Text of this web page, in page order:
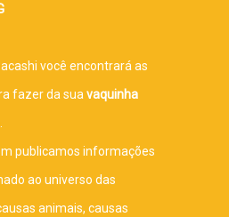
você encontrará as
fazer da sua vaquinha
publicamos informações
ao universo das
animais, causas